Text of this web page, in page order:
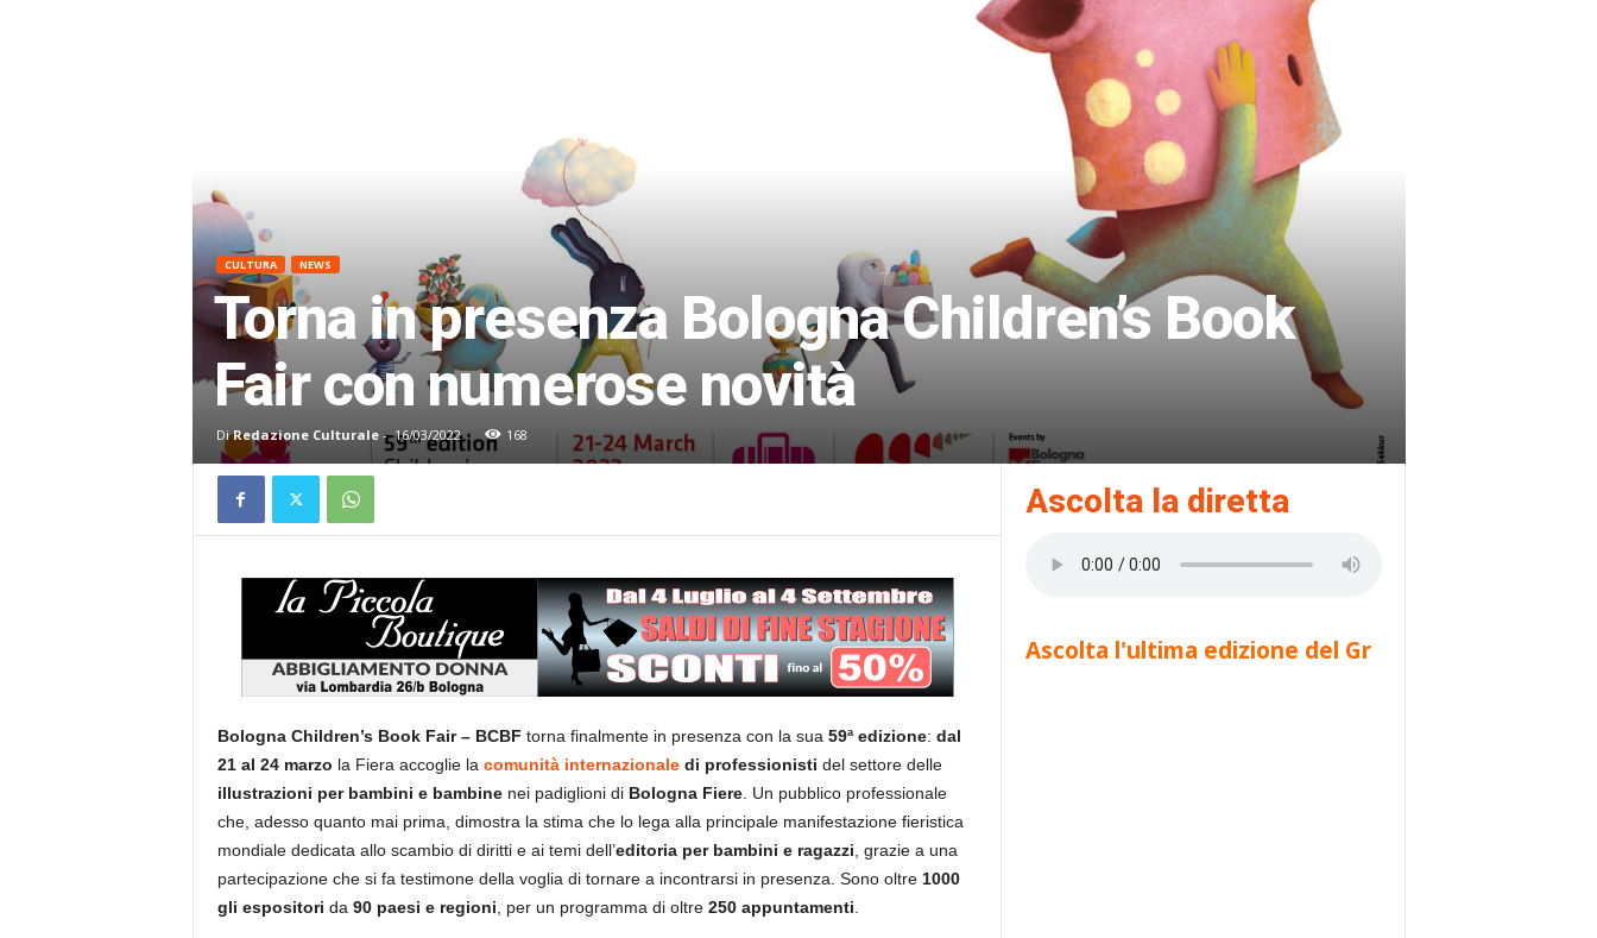
CULTURA NEWS
Torna in presenza Bologna Children’s Book
Fair con numerose novità
Di Redazione Culturale- 16/03/2022 168
Bologna Children’s Book Fair – BCBF torna finalmente in presenza con la sua 59ª edizione: dal
21 al 24 marzo la Fiera accoglie la comunità internazionaledi professionisti del settore delle
illustrazioni per bambini e bambinenei padiglioni di Bologna Fiere. Un pubblico professionale
che, adesso quanto mai prima, dimostra la stima che lo lega alla principale manifestazione fieristica
mondiale dedicata allo scambio di diritti e ai temi dell’editoria per bambini e ragazzi , grazie a una
partecipazione che si fa testimone della voglia di tornare a incontrarsi in presenza. Sono oltre1000
gli espositori da 90 paesi e regioni , per un programma di oltre 250 appuntamenti
Ascolta la diretta
Ascolta l'ultima edizione del Gr